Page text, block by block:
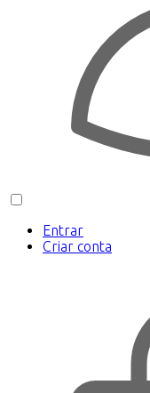
Entrar
Criar conta